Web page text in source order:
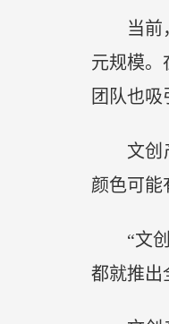
当前
元规模。
团队也
文创
颜色可能
“文
都就推出